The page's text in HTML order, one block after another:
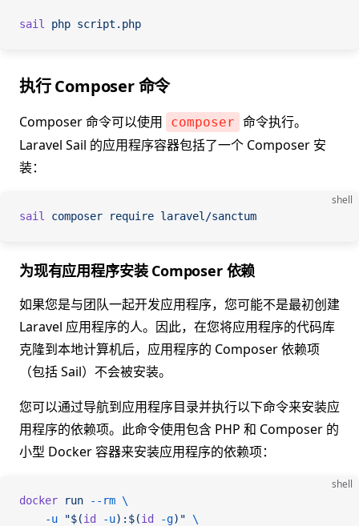
sail php script.php
执行 Composer 命令
Composer 命令可以使用 composer 命令执行。
Laravel Sail 的应用程序容器包括了一个 Composer 安
装：
shell
sail composer require laravel/sanctum
为现有应用程序安装 Composer 依赖
如果您是与团队一起开发应用程序，您可能不是最初创建
Laravel 应用程序的人。因此，在您将应用程序的代码库
克隆到本地计算机后，应用程序的 Composer 依赖项
（包括 Sail）不会被安装。
您可以通过导航到应用程序目录并执行以下命令来安装应
用程序的依赖项。此命令使用包含 PHP 和 Composer 的
小型 Docker 容器来安装应用程序的依赖项：
shell
docker run --rm \
    -u
"$(id -u):$(id -g)" \